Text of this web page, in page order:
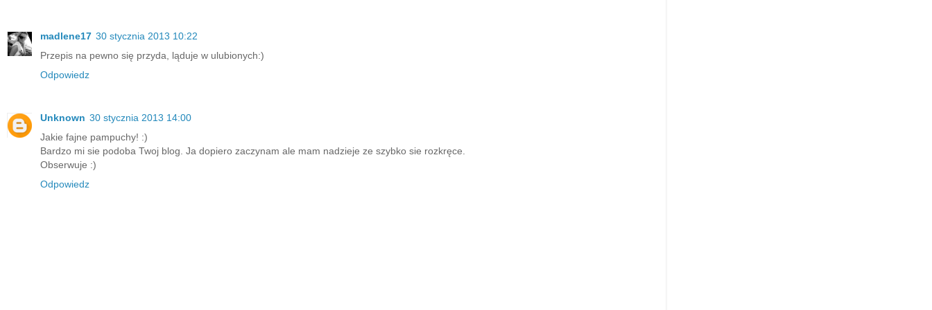
madlene17 30 stycznia 2013 10:22
Przepis na pewno się przyda, ląduje w ulubionych:)
Odpowiedz
Unknown 30 stycznia 2013 14:00
Jakie fajne pampuchy! :)
Bardzo mi sie podoba Twoj blog. Ja dopiero zaczynam ale mam nadzieje ze szybko sie rozkręce.
Obserwuje :)
Odpowiedz